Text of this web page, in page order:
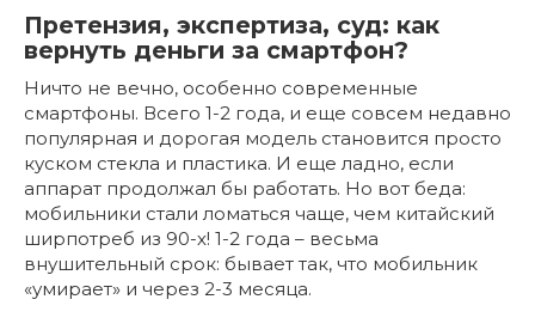
Претензия, экспертиза, суд: как
вернуть деньги за смартфон?
Ничто не вечно, особенно современные
смартфоны. Всего 1-2 года, и еще совсем недавно
популярная и дорогая модель становится просто
куском стекла и пластика. И еще ладно, если
аппарат продолжал бы работать. Но вот беда:
мобильники стали ломаться чаще, чем китайский
ширпотреб из 90-х! 1-2 года – весьма
внушительный срок: бывает так, что мобильник
«умирает» и через 2-3 месяца.